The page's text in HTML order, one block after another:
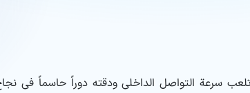
سرعة التواصل الداخلي ودقته دوراً حاسماً في نجاح